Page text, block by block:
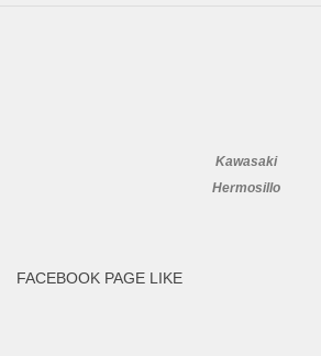
Kawasaki
Hermosillo
FACEBOOK PAGE LIKE